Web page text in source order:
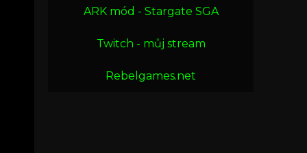
ARK mód - Stargate SGA
Twitch - můj stream
Rebelgames.net